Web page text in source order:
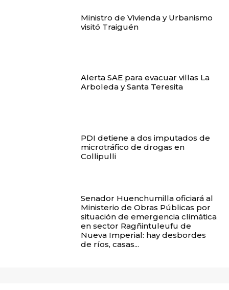
Ministro de Vivienda y Urbanismo
visitó Traiguén
Alerta SAE para evacuar villas La
Arboleda y Santa Teresita
PDI detiene a dos imputados de
microtráfico de drogas en
Collipulli
Senador Huenchumilla oficiará al
Ministerio de Obras Públicas por
situación de emergencia climática
en sector Ragñintuleufu de
Nueva Imperial: hay desbordes
de ríos, casas...